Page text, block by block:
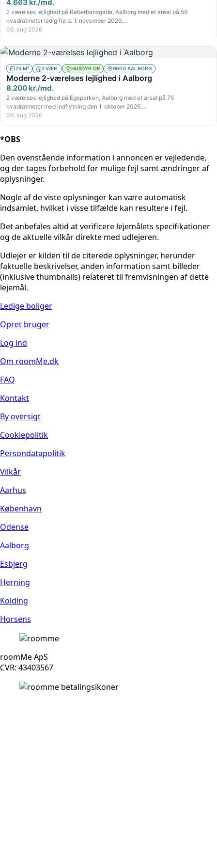
4.663 kr./md.
2 værelses lejlighed på Reberbansgade, Aalborg med et areal på 59
kvadratmeter ledig fra d. 1. november 2026.…
06. aug 2026
75 M² 2 VÆR. HUSDYR OK 9000 AALBORG
Moderne 2-værelses lejlighed i Aalborg
8.200 kr./md.
2 værelses lejlighed på Egeparken, Aalborg med et areal på 75
kvadratmeter med indflytning den 1. oktober 2026.…
06. aug 2026
*OBS
Den ovenstående information i annoncen er vejledende,
og der tages forbehold for mulige fejl samt ændringer af
oplysninger.
Nogle af de viste oplysninger kan være automatisk
indsamlet, hvilket i visse tilfælde kan resultere i fejl.
Det anbefales altid at verificere lejemålets specifikationer
og de aktuelle vilkår direkte med udlejeren.
Udlejer er kilden til de citerede oplysninger, herunder
faktuelle beskrivelser, anden information samt billeder
(inklusive thumbnails) relateret til fremvisningen af dette
lejemål.
Ledige boliger
Opret bruger
Log ind
Om roomMe.dk
FAQ
Kontakt
By oversigt
Cookiepolitik
Persondatapolitik
Vilkår
Aarhus
København
Odense
Aalborg
Esbjerg
Herning
Kolding
Horsens
roomMe ApS
CVR: 43403567